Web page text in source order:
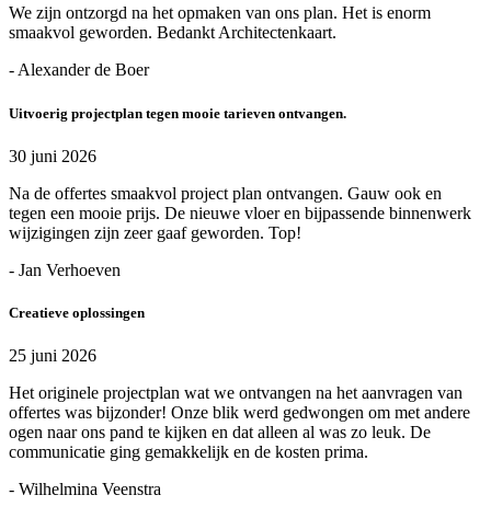
We zijn ontzorgd na het opmaken van ons plan. Het is enorm
smaakvol geworden. Bedankt Architectenkaart.
- Alexander de Boer
Uitvoerig projectplan tegen mooie tarieven ontvangen.
30 juni 2026
Na de offertes smaakvol project plan ontvangen. Gauw ook en
tegen een mooie prijs. De nieuwe vloer en bijpassende binnenwerk
wijzigingen zijn zeer gaaf geworden. Top!
- Jan Verhoeven
Creatieve oplossingen
25 juni 2026
Het originele projectplan wat we ontvangen na het aanvragen van
offertes was bijzonder! Onze blik werd gedwongen om met andere
ogen naar ons pand te kijken en dat alleen al was zo leuk. De
communicatie ging gemakkelijk en de kosten prima.
- Wilhelmina Veenstra